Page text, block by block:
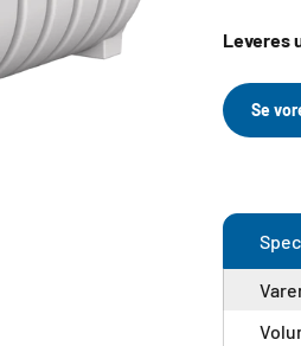
Leveres
Se